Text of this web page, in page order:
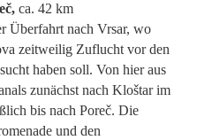
ca. 42 km
Überfahrt nach Vrsar, wo
zeitweilig Zuflucht vor den
haben soll. Von hier aus
zunächst nach Kloštar im
bis nach Poreč. Die
und den